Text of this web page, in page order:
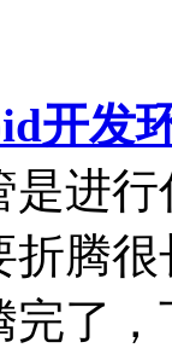
开发
进
腾
完了